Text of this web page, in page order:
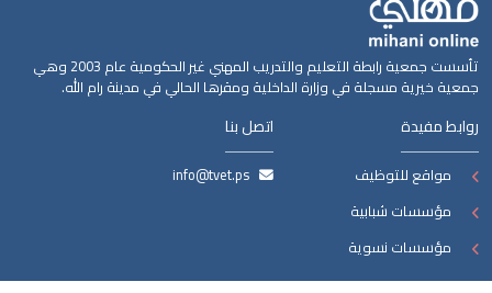
تأسست جمعية رابطة التعليم والتدريب المهني غير الحكومية عام 2003 وهي
جمعية خيرية مسجلة في وزارة الداخلية ومقرها الحالي في مدينة رام الله.
روابط مفيدة
مواقع للتوظيف
مؤسسات شبابية
مؤسسات نسوية
اتصل بنا
info@tvet.ps